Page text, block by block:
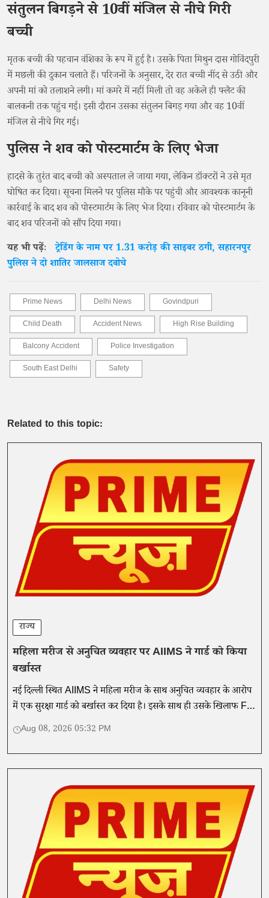
संतुलन बिगड़ने से 10वीं मंजिल से नीचे गिरी
बच्ची
मृतक बच्ची की पहचान वंशिका के रूप में हुई है। उसके पिता मिथुन दास गोविंदपुरी
में मछली की दुकान चलाते हैं। परिजनों के अनुसार, देर रात बच्ची नींद से उठी और
अपनी मां को तलाशने लगी। मां कमरे में नहीं मिली तो वह अकेले ही फ्लैट की
बालकनी तक पहुंच गई। इसी दौरान उसका संतुलन बिगड़ गया और वह 10वीं
मंजिल से नीचे गिर गई।
पुलिस ने शव को पोस्टमार्टम के लिए भेजा
हादसे के तुरंत बाद बच्ची को अस्पताल ले जाया गया, लेकिन डॉक्टरों ने उसे मृत
घोषित कर दिया। सूचना मिलने पर पुलिस मौके पर पहुंची और आवश्यक कानूनी
कार्रवाई के बाद शव को पोस्टमार्टम के लिए भेज दिया। रविवार को पोस्टमार्टम के
बाद शव परिजनों को सौंप दिया गया।
यह भी पढ़ेंःट्रेडिंग के नाम पर 1.31 करोड़ की साइबर ठगी, सहारनपुर
पुलिस ने दो शातिर जालसाज दबोचे
Prime News Delhi News
Govindpuri
Child Death
Accident News
High Rise Building
Balcony Accident
Police Investigation
South East Delhi
Safety
Related to this topic:
राज्य
महिला मरीज से अनुचित व्यवहार पर AIIMS ने गार्ड को किया
बर्खास्त
नई दिल्ली स्थित AIIMS ने महिला मरीज के साथ अनुचित व्यवहार के आरोप
में एक सुरक्षा गार्ड को बर्खास्त कर दिया है। इसके साथ ही उसके खिलाफ FIR
भी दर्ज कराई है।
Aug 08, 2026 05:32 PM